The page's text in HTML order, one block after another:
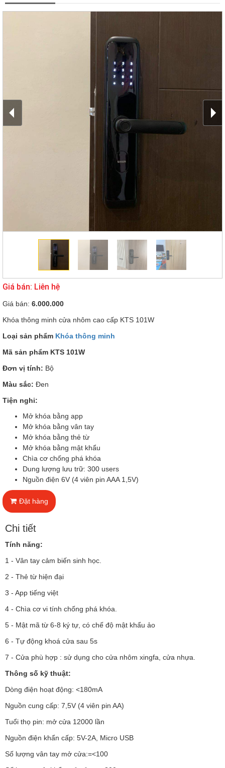
Giá bán: Liên hệ
Giá bán: 6.000.000
Khóa thông minh cửa nhôm cao cấp KTS 101W
Loại sản phẩm Khóa thông minh
Mã sản phẩm KTS 101W
Đơn vị tính: Bộ
Màu sắc: Đen
Tiện nghi:
Mở khóa bằng app
Mở khóa bằng vân tay
Mở khóa bằng thẻ từ
Mở khóa bằng mật khẩu
Chìa cơ chống phá khóa
Dung lượng lưu trữ: 300 users
Nguồn điện 6V (4 viên pin AAA 1,5V)
Đặt hàng
Chi tiết
Tính năng:
1 - Vân tay cảm biến sinh học.
2 - Thẻ từ hiện đại
3 - App tiếng việt
4 - Chìa cơ vi tính chống phá khóa.
5 - Mật mã từ 6-8 ký tự, có chế độ mật khẩu ảo
6 - Tự động khoá cửa sau 5s
7 - Cửa phù hợp : sử dụng cho cửa nhôm xingfa, cửa nhựa.
Thông số kỹ thuật:
Dòng điện hoạt động: <180mA
Nguồn cung cấp: 7,5V (4 viên pin AA)
Tuổi thọ pin: mở cửa 12000 lần
Nguồn điện khẩn cấp: 5V-2A, Micro USB
Số lượng vân tay mở cửa:=<100